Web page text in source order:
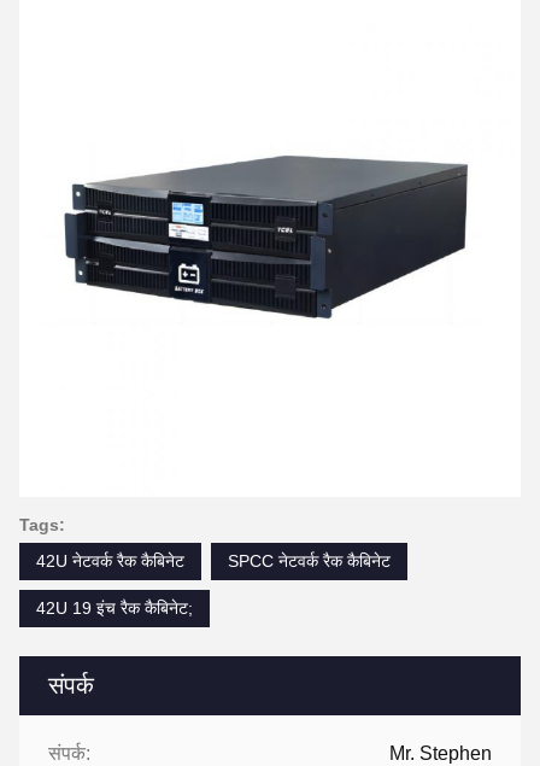
संपर्क
संपर्क: Mr. Stephen
Tags:
42U नेटवर्क रैक कैबिनेट
SPCC नेटवर्क रैक कैबिनेट
42U 19 इंच रैक कैबिनेट;